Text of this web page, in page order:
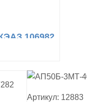
106982
Артикул: 12883